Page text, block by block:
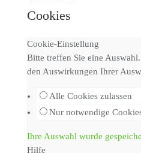
Cookies
Cookie-Einstellung
Bitte treffen Sie eine
den Auswirkungen Ihrer
Alle Cookies zulassen
Nur notwendige
Ihre Auswahl wurde
Hilfe